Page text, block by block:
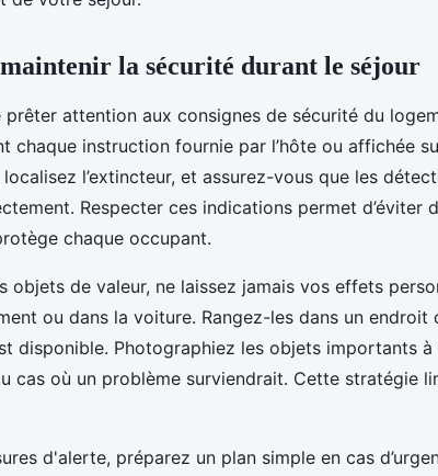
la sécurité durant le séjour
attention aux consignes de sécurité du
chaque instruction fournie par l’hôte ou affichée
l’extincteur, et assurez-vous que les
Respecter ces indications permet d’éviter
chaque occupant.
objets de valeur, ne laissez jamais vos effets
ou dans la voiture. Rangez-les dans un
disponible. Photographiez les objets importants à
cas où un problème surviendrait. Cette stratégie
d'alerte, préparez un plan simple en cas